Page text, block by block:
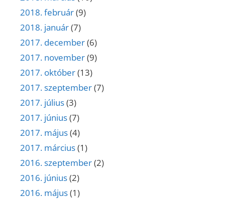
2018. február(9)
2018. január(7)
2017. december(6)
2017. november(9)
2017. október(13)
2017. szeptember(7)
2017. július(3)
2017. június(7)
2017. május(4)
2017. március(1)
2016. szeptember(2)
2016. június(2)
2016. május(1)